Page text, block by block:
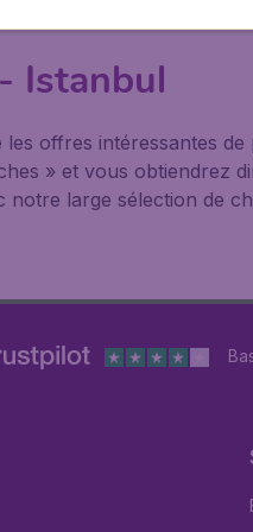
Istanbul
offres intéressantes
» et vous obtiendrez
large sélection de